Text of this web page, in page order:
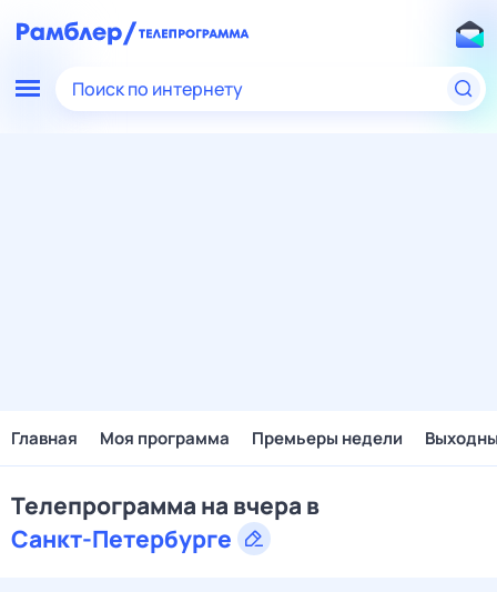
Поиск по интернету
Главная Моя программа Премьеры недели
Телепрограмма на вчера в
Санкт-Петербурге